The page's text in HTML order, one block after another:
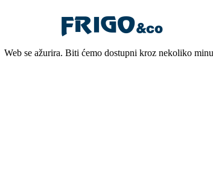
Web se ažurira. Biti ćemo dostupni kroz nekoliko